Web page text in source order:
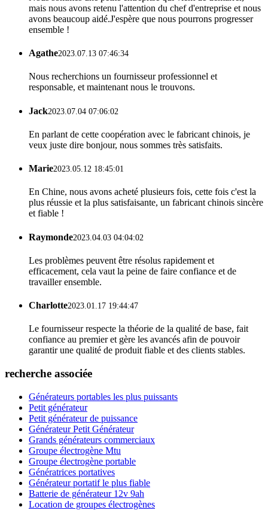
mais nous avons retenu l'attention du chef d'entreprise et nous
avons beaucoup aidé.J'espère que nous pourrons progresser
ensemble !
Agathe2023.07.13 07:46:34
Nous recherchions un fournisseur professionnel et
responsable, et maintenant nous le trouvons.
Jack2023.07.04 07:06:02
En parlant de cette coopération avec le fabricant chinois, je
veux juste dire bonjour, nous sommes très satisfaits.
Marie2023.05.12 18:45:01
En Chine, nous avons acheté plusieurs fois, cette fois c'est la
plus réussie et la plus satisfaisante, un fabricant chinois sincère
et fiable !
Raymonde2023.04.03 04:04:02
Les problèmes peuvent être résolus rapidement et
efficacement, cela vaut la peine de faire confiance et de
travailler ensemble.
Charlotte2023.01.17 19:44:47
Le fournisseur respecte la théorie de la qualité de base, fait
confiance au premier et gère les avancés afin de pouvoir
garantir une qualité de produit fiable et des clients stables.
recherche associée
Générateurs portables les plus puissants
Petit générateur
Petit générateur de puissance
Générateur Petit Générateur
Grands générateurs commerciaux
Groupe électrogène Mtu
Groupe électrogène portable
Génératrices portatives
Générateur portatif le plus fiable
Batterie de générateur 12v 9ah
Location de groupes électrogènes